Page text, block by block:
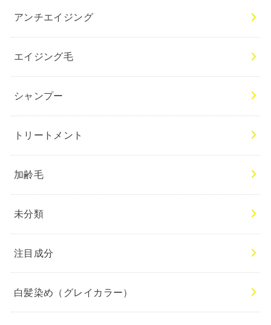
アンチエイジング
エイジング毛
シャンプー
トリートメント
加齢毛
未分類
注目成分
白髪染め（グレイカラー）